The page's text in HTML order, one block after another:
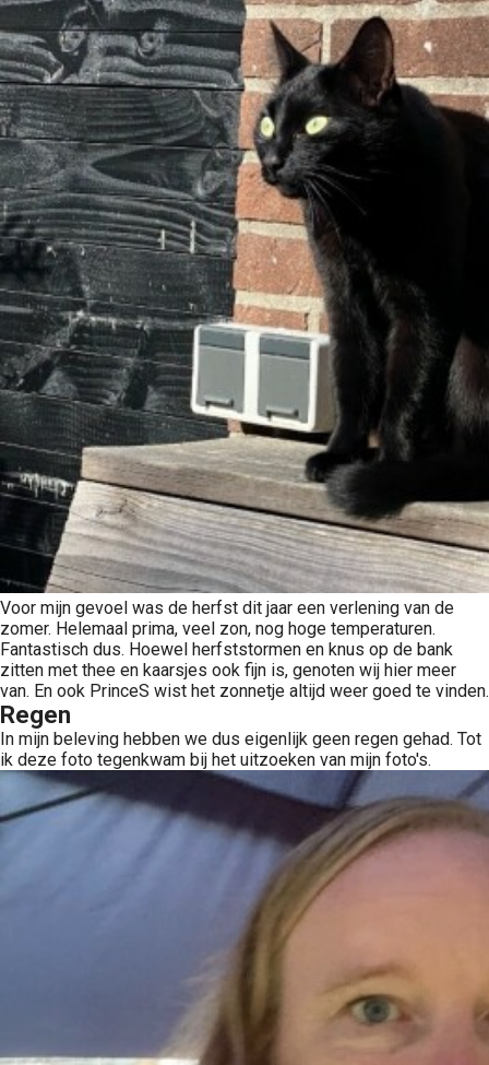
Voor mijn gevoel was de herfst dit jaar een verlening van de
zomer. Helemaal prima, veel zon, nog hoge temperaturen.
Fantastisch dus. Hoewel herfststormen en knus op de bank
zitten met thee en kaarsjes ook fijn is, genoten wij hier meer
van. En ook PrinceS wist het zonnetje altijd weer goed te vinden.
Regen
In mijn beleving hebben we dus eigenlijk geen regen gehad. Tot
ik deze foto tegenkwam bij het uitzoeken van mijn foto's.